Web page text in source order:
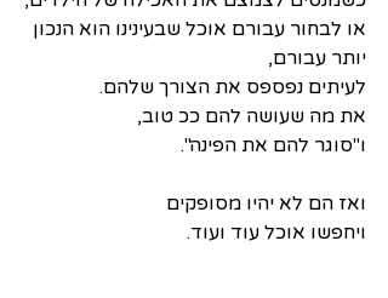
או לבחור עבורם אוכל שבעינינו הוא הנכון
יותר עבורם,
לעיתים נפספס את הצורך שלהם.
את מה שעושה להם ככ טוב,
ו"סוגר להם את הפינה".
ואז הם לא יהיו מסופקים
ויחפשו אוכל עוד ועוד.